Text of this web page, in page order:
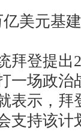
元基建
登提出2
一场政治
表示，拜
支持该计